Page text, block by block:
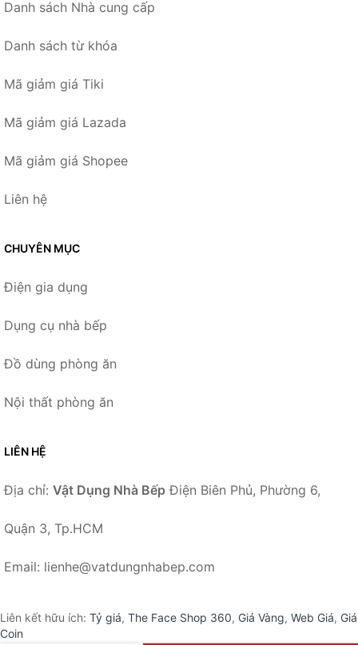
Danh sách Nhà cung cấp
Danh sách từ khóa
Mã giảm giá Tiki
Mã giảm giá Lazada
Mã giảm giá Shopee
Liên hệ
CHUYÊN MỤC
Điện gia dụng
Dụng cụ nhà bếp
Đồ dùng phòng ăn
Nội thất phòng ăn
LIÊN HỆ
Địa chỉ: Vật Dụng Nhà Bếp Điện Biên Phủ, Phường 6,
Quận 3, Tp.HCM
Email: lienhe@vatdungnhabep.com
Liên kết hữu ích: Tỷ giá, The Face Shop 360, Giá Vàng, Web Giá, Giá
Coin